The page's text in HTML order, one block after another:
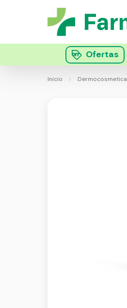
Ofertas
Inicio Dermocosmetica